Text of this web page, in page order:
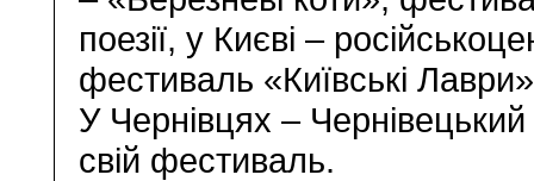
поезії, у Києві –
фестиваль «Київські
У Чернівцях –
свій фестиваль.